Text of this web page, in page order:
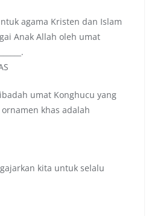
agama Kristen dan Islam
Anak Allah oleh umat
umat Konghucu yang
khas adalah
kita untuk selalu